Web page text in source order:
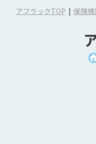
アフラックTOP 保険